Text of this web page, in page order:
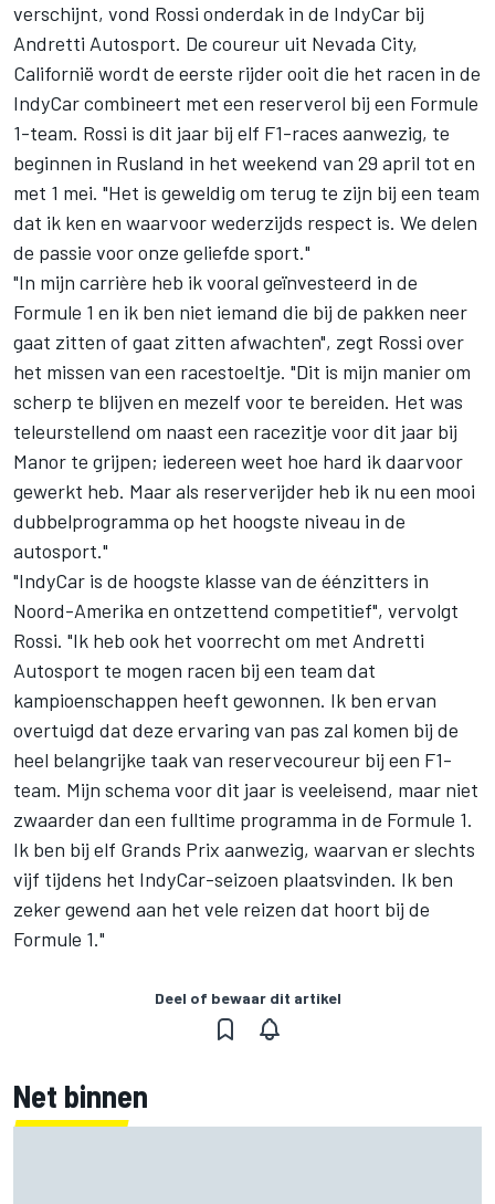
verschijnt, vond Rossi onderdak in de IndyCar bij
Andretti Autosport. De coureur uit Nevada City,
Californië wordt de eerste rijder ooit die het racen in de
IndyCar combineert met een reserverol bij een Formule
1-team. Rossi is dit jaar bij elf F1-races aanwezig, te
beginnen in Rusland in het weekend van 29 april tot en
met 1 mei. "Het is geweldig om terug te zijn bij een team
dat ik ken en waarvoor wederzijds respect is. We delen
de passie voor onze geliefde sport."
"In mijn carrière heb ik vooral geïnvesteerd in de
Formule 1 en ik ben niet iemand die bij de pakken neer
gaat zitten of gaat zitten afwachten", zegt Rossi over
het missen van een racestoeltje. "Dit is mijn manier om
scherp te blijven en mezelf voor te bereiden. Het was
teleurstellend om naast een racezitje voor dit jaar bij
Manor te grijpen; iedereen weet hoe hard ik daarvoor
gewerkt heb. Maar als reserverijder heb ik nu een mooi
dubbelprogramma op het hoogste niveau in de
autosport."
"IndyCar is de hoogste klasse van de éénzitters in
Noord-Amerika en ontzettend competitief", vervolgt
Rossi. "Ik heb ook het voorrecht om met Andretti
Autosport te mogen racen bij een team dat
kampioenschappen heeft gewonnen. Ik ben ervan
overtuigd dat deze ervaring van pas zal komen bij de
heel belangrijke taak van reservecoureur bij een F1-
team. Mijn schema voor dit jaar is veeleisend, maar niet
zwaarder dan een fulltime programma in de Formule 1.
Ik ben bij elf Grands Prix aanwezig, waarvan er slechts
vijf tijdens het IndyCar-seizoen plaatsvinden. Ik ben
zeker gewend aan het vele reizen dat hoort bij de
Formule 1."
Deel of bewaar dit artikel
Net binnen